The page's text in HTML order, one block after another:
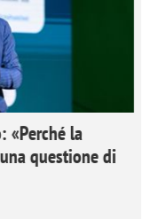
«Perché la
questione di